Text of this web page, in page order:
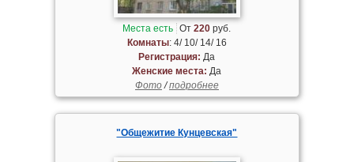
Места есть От220 руб.
Комнаты: 4/ 10/ 14/ 16
Регистрация: Да
Женские места: Да
Фото/подробнее
"Общежитие Кунцевская"